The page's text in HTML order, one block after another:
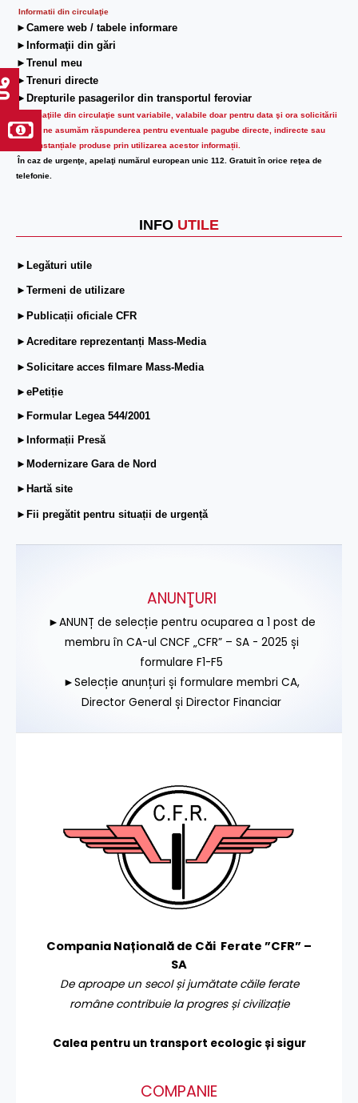
Informatii din circulaţie
►Camere web / tabele informare
►Informaţii din gări
►Trenul meu
►Trenuri directe
►Drepturile pasagerilor din transportul feroviar
Informaţiile din circulaţie sunt variabile, valabile doar pentru data şi ora solicitării
lor.
Nu ne asumăm răspunderea pentru eventuale pagube directe, indirecte sau
circumstanțiale produse prin utilizarea acestor informații.
În caz de urgenţe, apelaţi numărul european unic 112. Gratuit în orice reţea de
telefonie.
INFO UTILE
►Legături utile
►Termeni de utilizare
►Publicații oficiale CFR
►Acreditare reprezentanți Mass-Media
►Solicitare acces filmare Mass-Media
►ePetiție
►Formular Legea 544/2001
►Informații Presă
►Modernizare Gara de Nord
►Hartă site
►Fii pregătit pentru situații de urgență
ANUNŢURI
►ANUNȚ de selecție pentru ocuparea a 1 post de
membru în CA-ul CNCF „CFR” – SA - 2025 și
formulare F1-F5
►Selecție anunțuri și formulare membri CA,
Director General și Director Financiar
Compania Națională de Căi Ferate ”CFR” –
SA
De aproape un secol și jumătate căile ferate
române contribuie la progres și civilizație
Calea pentru un transport ecologic și sigur
COMPANIE